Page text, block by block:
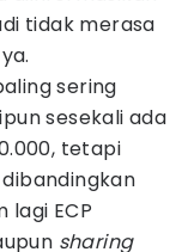
tidak merasa
sering
sesekali ada
tetapi
lagi ECP
sharing